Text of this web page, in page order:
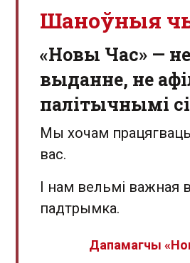
Шаноўныя
«Новы Час» —
выданне, не
палітычнымі
Мы хочам
вас.
І нам вельмі важная
падтрымка.
Дапамагчы